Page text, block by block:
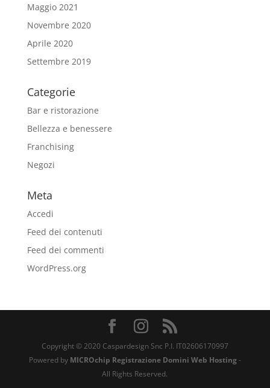
Maggio 2021
Novembre 2020
Aprile 2020
Settembre 2019
Categorie
Bar e ristorazione
Bellezza e benessere
Franchising
Negozi
Meta
Accedi
Feed dei contenuti
Feed dei commenti
WordPress.org
Copyright © 2020 Caspardesign Snc P.I. IT02606170997
Powered by MICROchip Registrazione Domini Web Hosting-
All Rights Reserved.